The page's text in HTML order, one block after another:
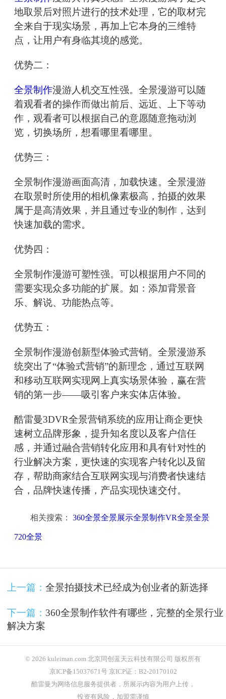
地取景后对照片进行的技术处理，它的取材完
全来自于现实场景，再加上它本身的三维特
点，让用户有身临其境的感觉。
优势二：
全景制作漫游人机交互性强。全景漫游可以随
着观看者的操作而做出前后、远近、上下等动
作，观看者可以根据自己的意愿随意拖动浏
览，切换场所，想看哪里看哪里。
优势三：
全景制作漫游画面高清，加载快速。全景漫游
在取景时所使用的相机像素极高，拍摄的效果
属于是高清效果，并且通过专业的制作，达到
快速加载的需求。
优势四：
全景制作漫游可塑性强。可以根据用户不同的
需要实现众多功能的扩展。如：添加背景音
乐、解说、功能热点等。
优势五：
全景制作漫游创新型体验式营销。全景漫游系
统突出了“体验式营销”的新理念，通过互联网
和移动互联网实现网上真实场景体验，赢在营
销的第一步——吸引客户来实体店体验。
酷雷曼3DVR全景营销系统的应用让商企更快
速树立品牌形象，提升知名度以及客户信任
感，并通过融合营销转化应用和具有针对性的
行业解决方案，更快速的实现客户转化以及留
存，帮助商家结合互联网实现与消费者快速结
合，品牌快速传播，产品实现快速交付。
相关搜索： 360全景全景展示全景制作VR全景全景
720全景
上一篇： 全景拍摄技术已经成为创业者的新选择
下一篇： 360全景制作软件有哪些，完整的全景行业
解决方案
© 2026 kuleiman.com 北京同创蓝天云科技有限公司 版权所有
京ICP备15037671号 京ICP证：B2-20170102
酷雷曼为网络信息服务提供者，所展示内容为用户上传，
投资有风险，加盟需谨慎